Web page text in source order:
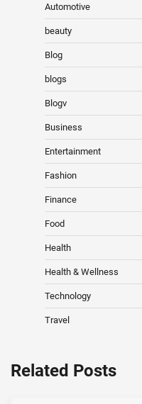
Automotive
beauty
Blog
blogs
Blogv
Business
Entertainment
Fashion
Finance
Food
Health
Health & Wellness
Technology
Travel
Related Posts